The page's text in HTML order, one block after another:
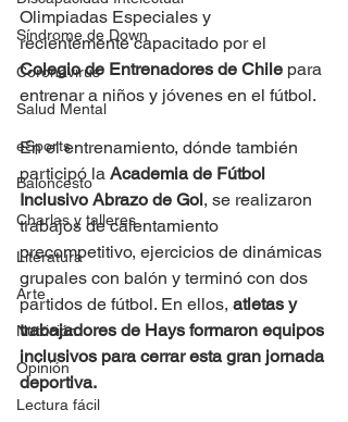
Síndrome de Down
Coronavirus
Salud Mental
eSports
Baloncesto
Charlas y talleres
Literatura
Arte
Nutrición
Opinión
Lectura fácil
Olimpiadas Especiales y
recientemente capacitado por el
Colegio de Entrenadores de Chile para
entrenar a niños y jóvenes en el fútbol.
En el entrenamiento, dónde también
participó la Academia de Fútbol
Inclusivo Abrazo de Gol, se realizaron
trabajos de calentamiento
precompetitivo, ejercicios de dinámicas
grupales con balón y terminó con dos
partidos de fútbol. En ellos, atletas y
trabajadores de Hays formaron equipos
inclusivos para cerrar esta gran jornada
deportiva.